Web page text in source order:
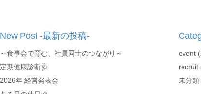
New Post -最新の投稿-
～食事会で育む、社員同士のつながり～
定期健康診断🩺
2026年 経営発表会
event
recruit
未分類